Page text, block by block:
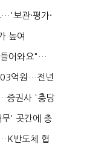
보관·평가·
높여
어와요"…
억원…전년
증권사 '충당
' 곳간에 충
반도체 협